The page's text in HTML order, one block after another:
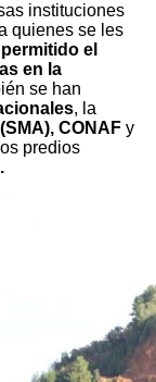
instituciones
quienes se les
el
en la
se han
, la
CONAF y
predios